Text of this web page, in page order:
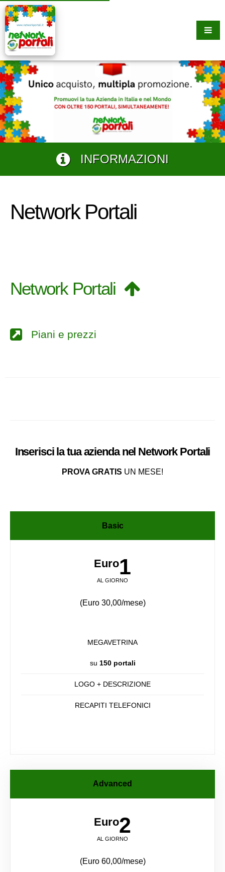
INFORMAZIONI
Network Portali
Network Portali
Piani e prezzi
Inserisci la tua azienda nel NetworkPortali
PROVA GRATIS UN MESE!
Basic
Euro1
AL GIORNO
(Euro 30,00/mese)
MEGAVETRINA
su 150 portali
LOGO + DESCRIZIONE
RECAPITI TELEFONICI
Advanced
Euro2
AL GIORNO
(Euro 60,00/mese)